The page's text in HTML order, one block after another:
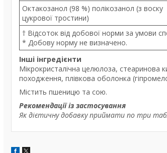
Октакозанол (98 %) полікозанол (з воску
цукрової тростини)
† Відсоток від добової норми за умови
* Добову норму не визначено.
Інші інгредієнти
Мікрокристалічна целюлоза, стеаринова
походження, плівкова оболонка
Містить пшеницю та сою.
Рекомендації із застосування
Як дієтичну добавку приймати по три